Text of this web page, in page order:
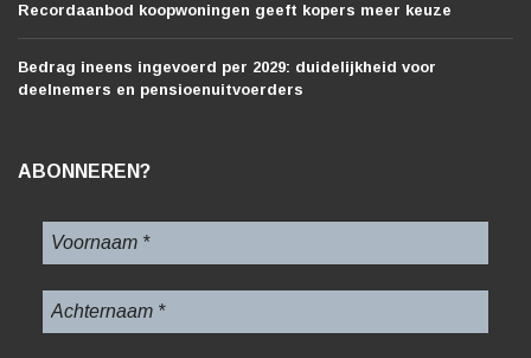
Recordaanbod koopwoningen geeft kopers meer keuze
Bedrag ineens ingevoerd per 2029: duidelijkheid voor
deelnemers en pensioenuitvoerders
ABONNEREN?